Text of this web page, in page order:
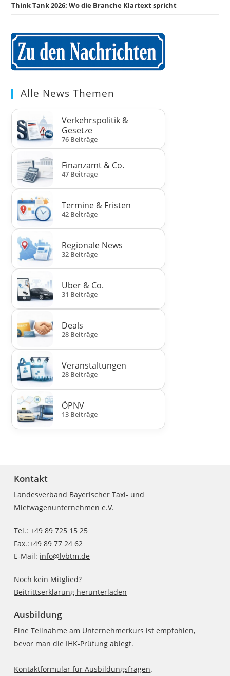
Think Tank 2026: Wo die Branche Klartext spricht
Alle News Themen
Verkehrspolitik &
Gesetze
76 Beiträge
Finanzamt & Co.
47 Beiträge
Termine & Fristen
42 Beiträge
Regionale News
32 Beiträge
Uber & Co.
31 Beiträge
Deals
28 Beiträge
Veranstaltungen
28 Beiträge
ÖPNV
13 Beiträge
Kontakt
Landesverband Bayerischer Taxi- und
Mietwagenunternehmen e.V.
Tel.: +49 89 725 15 25
Fax.:+49 89 77 24 62
E-Mail: info@lvbtm.de
Noch kein Mitglied?
Beitrittserklärung herunterladen
Ausbildung
EineTeilnahme am Unternehmerkurs ist empfohlen,
bevor man die IHK-Prüfung ablegt.
Kontaktformular für Ausbildungsfragen.